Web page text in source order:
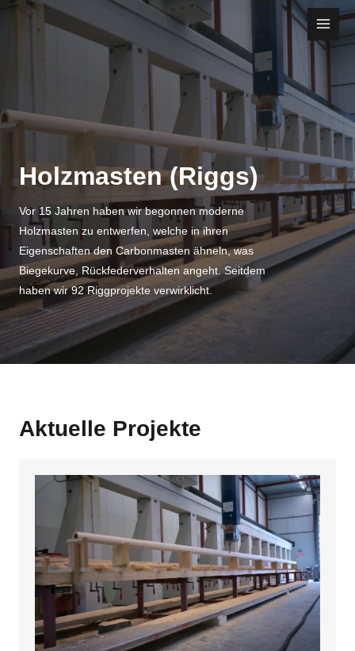
Main
Holzmasten (Riggs)
Vor 15 Jahren haben wir begonnen moderne
Holzmasten zu entwerfen, welche in ihren
Eigenschaften den Carbonmasten ähneln, was
Biegekurve, Rückfederverhalten angeht. Seitdem
haben wir 92 Riggprojekte verwirklicht.
Aktuelle Projekte